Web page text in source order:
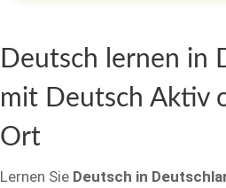
Deutsch lernen in
mit Deutsch Aktiv
Ort
Lernen Sie Deutsch in